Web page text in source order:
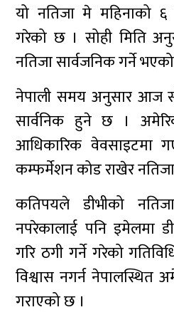
यो नतिजा मे महिनाको ६
गरेको छ । सोही मिति
नतिजा सार्वजनिक गर्ने
नेपाली समय अनुसार आज
सार्वनिक हुने छ ।
आधिकारिक वेवसाइटमा
कम्फर्मेशन कोड राखेर
कतिपयले डीभीको
नपरेकालाई पनि इमेलमा
गरि ठगी गर्ने गरेको
विश्वास नगर्न नेपालस्थित
गराएको छ ।